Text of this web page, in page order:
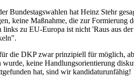
Bundestagswahlen hat Heinz Stehr
keine Maßnahme, die zur Formierung
zu EU-Europa ist nicht 'Raus aus
die DKP zwar prinzipiell für möglich,
wurde, keine Handlungsorientierung
hat, sind wir kandidaturunfähig!